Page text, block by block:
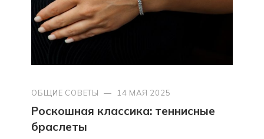
ОБЩИЕ СОВЕТЫ — 14 МАЯ 2025
Роскошная классика: теннисные
браслеты